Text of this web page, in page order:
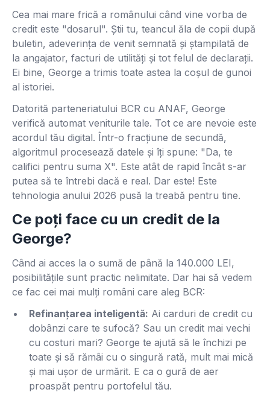
Cea mai mare frică a românului când vine vorba de
credit este "dosarul". Știi tu, teancul ăla de copii după
buletin, adeverința de venit semnată și ștampilată de
la angajator, facturi de utilități și tot felul de declarații.
Ei bine, George a trimis toate astea la coșul de gunoi
al istoriei.
Datorită parteneriatului BCR cu ANAF, George
verifică automat veniturile tale. Tot ce are nevoie este
acordul tău digital. Într-o fracțiune de secundă,
algoritmul procesează datele și îți spune: "Da, te
califici pentru suma X". Este atât de rapid încât s-ar
putea să te întrebi dacă e real. Dar este! Este
tehnologia anului 2026 pusă la treabă pentru tine.
Ce poți face cu un credit de la
George?
Când ai acces la o sumă de până la 140.000 LEI,
posibilitățile sunt practic nelimitate. Dar hai să vedem
ce fac cei mai mulți români care aleg BCR:
Refinanțarea inteligentă: Ai carduri de credit cu
dobânzi care te sufocă? Sau un credit mai vechi
cu costuri mari? George te ajută să le închizi pe
toate și să rămâi cu o singură rată, mult mai mică
și mai ușor de urmărit. E ca o gură de aer
proaspăt pentru portofelul tău.